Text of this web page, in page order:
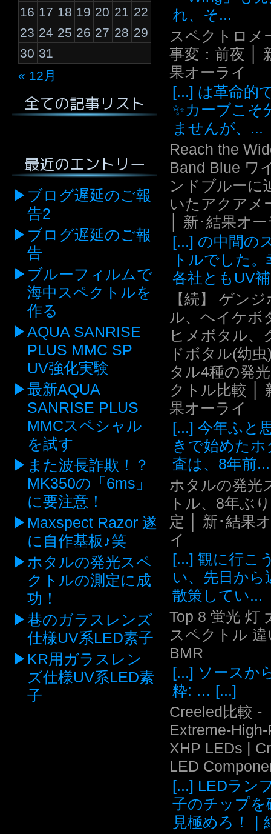
« 12月
16 17 18 19 20 21 22
23 24 25 26 27 28 29
30 31
全ての記事リスト
最近のエントリー
ブログ遅延のご報
告2
ブログ遅延のご報
告
ブルーフィルムで
海中スペクトルを
作る
AQUA SANRISE
PLUS MMC SP
UV強化実験
最新AQUA
SANRISE PLUS
MMCスペシャル
を試す
また波長詐欺！？
MK350の「6ms」
に要注意！
Maxspect Razor 遂
に自作基板♪笑
ホタルの発光スペ
クトルの測定に成
功！
巷のガラスレンズ
仕様UV系LED素子
KR用ガラスレン
ズ仕様UV系LED素
子
れ、そ...
スペクトロメ
事変：前夜 │
果オーライ
[...] は革命的
✨カーブこそ
ませんが、...
Reach the
Band Blue ワ
ンドブルーに
いたアクアメ
│ 新･結果オ
[...] の中間の
トルでした
各社ともUV
【続】 ゲン
ル、ヘイケボ
ヒメボタル、
ドボタル(幼
タル4種の発
クトル比較 │
果オーライ
[...] 今年ふと
きで始めたホ
査は、8年前...
ホタルの発光
トル、8年ぶ
定 │ 新･結果
イ
[...] 観に行こ
い、先日から
散策してい...
Top 8 蛍光 灯
スペクトル 違
BMR
[...] ソースか
粋: … [...]
Creeled比較 -
Extreme-
XHP LEDs |
LED
[...] LEDラン
子のチップを
見極めろ！｜